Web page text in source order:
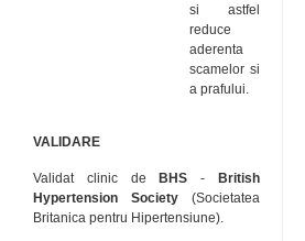
si astfel
reduce
aderenta
scamelor si
a prafului.
VALIDARE
Validat clinic de BHS -
British
Hypertension Society (Societatea
Britanica pentru Hipertensiune).